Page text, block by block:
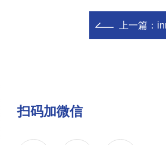
上一篇：
扫码加微信